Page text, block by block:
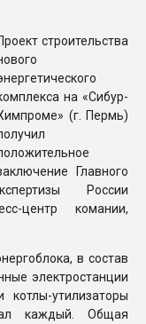
строительства
на «Сибур-
(г. Пермь)
Главного
России
центр комании,
в состав
электростанции
утилизаторы
каждый. Общая